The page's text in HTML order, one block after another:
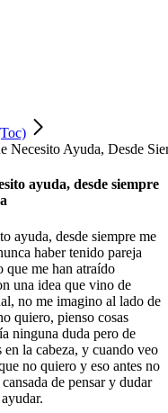
Ayuda, Desde
ayuda, desde siempre
ayuda, desde siempre me
haber tenido pareja
que me han atraído
una idea que vino de
no me imagino al lado de
quiero, pienso cosas
ninguna duda pero de
la cabeza, y cuando veo
no quiero y eso antes no
de pensar y dudar